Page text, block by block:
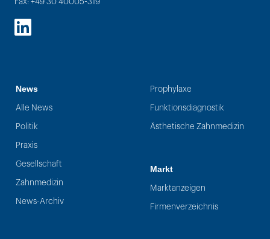
LinkedIn
News
Alle News
Politik
Praxis
Gesellschaft
Zahnmedizin
News-Archiv
Prophylaxe
Funktionsdiagnostik
Ästhetische Zahnmedizin
Markt
Marktanzeigen
Firmenverzeichnis